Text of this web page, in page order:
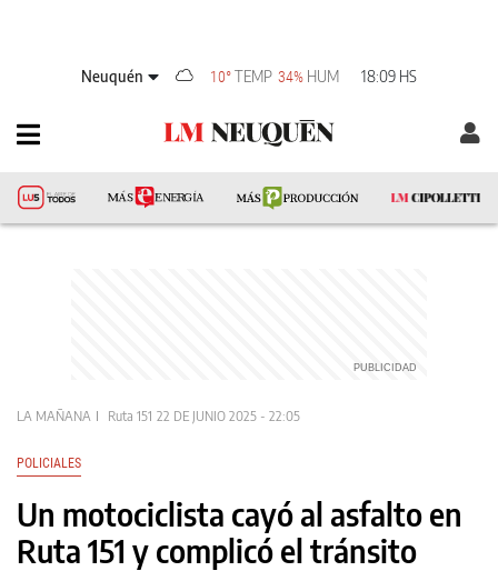
Neuquén 10°TEMP 34% HUM 18:09 HS
LA MAÑANA Ruta 151 22 DE JUNIO 2025 - 22:05
POLICIALES
Un motociclista cayó al asfalto en
Ruta 151 y complicó el tránsito